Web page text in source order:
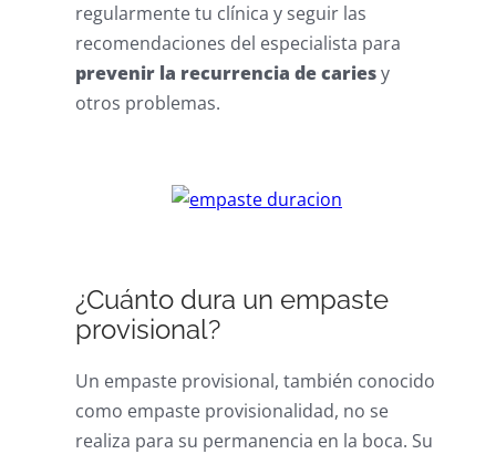
regularmente tu clínica y seguir las
recomendaciones del especialista para
prevenir la recurrencia de cariesy
otros problemas.
¿Cuánto dura un empaste
provisional?
Un empaste provisional, también conocido
como empaste provisionalidad, no se
realiza para su permanencia en la boca. Su